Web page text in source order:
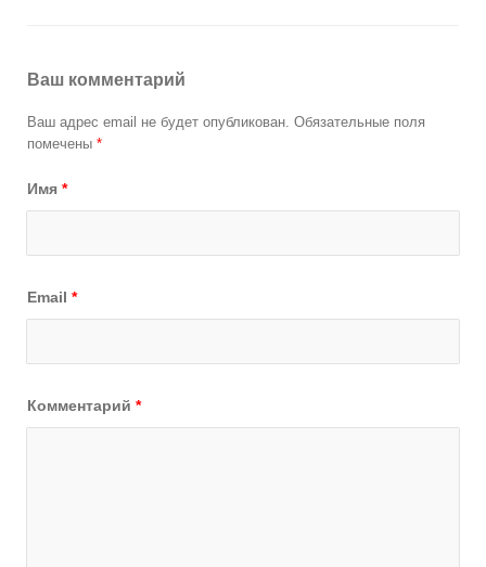
Ваш комментарий
Ваш адрес email не будет опубликован. Обязательные поля
помечены *
Имя *
Email *
Комментарий *